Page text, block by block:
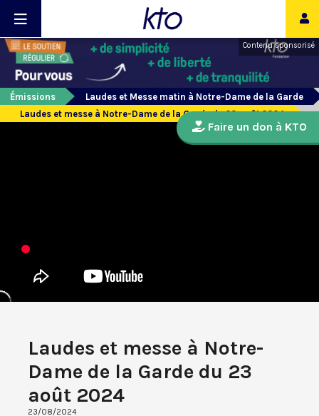
Contenu sponsorisé
Émissions
Laudes et Messe matin à Notre-Dame de la Garde
Laudes et messe à Notre-Dame de la Garde du 23 août 2024
Laudes et messe à Notre-
Dame de la Garde du 23
août 2024
23/08/2024
Faire un don à KTO